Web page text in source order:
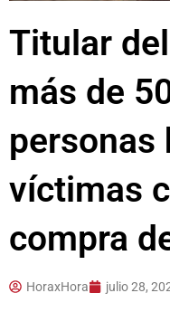
Titular
más de
personas
víctimas
compra
HoraxHora julio 28,